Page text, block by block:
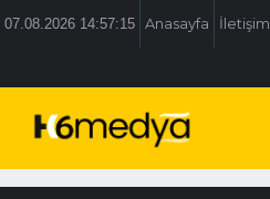
07.08.2026 14:57:15 Anasayfa İletişim